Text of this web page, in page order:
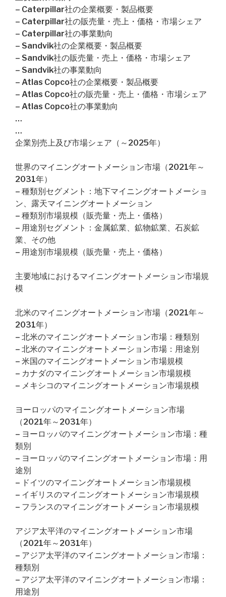
– Caterpillar社の企業概要・製品概要
– Caterpillar社の販売量・売上・価格・市場シェア
– Caterpillar社の事業動向
– Sandvik社の企業概要・製品概要
– Sandvik社の販売量・売上・価格・市場シェア
– Sandvik社の事業動向
– Atlas Copco社の企業概要・製品概要
– Atlas Copco社の販売量・売上・価格・市場シェア
– Atlas Copco社の事業動向
…
…
企業別売上及び市場シェア（～2025年）
世界のマイニングオートメーション市場（2021年～
2031年）
– 種類別セグメント：地下マイニングオートメーショ
ン、露天マイニングオートメーション
– 種類別市場規模（販売量・売上・価格）
– 用途別セグメント：金属鉱業、鉱物鉱業、石炭鉱
業、その他
– 用途別市場規模（販売量・売上・価格）
主要地域におけるマイニングオートメーション市場規
模
北米のマイニングオートメーション市場（2021年～
2031年）
– 北米のマイニングオートメーション市場：種類別
– 北米のマイニングオートメーション市場：用途別
– 米国のマイニングオートメーション市場規模
– カナダのマイニングオートメーション市場規模
– メキシコのマイニングオートメーション市場規模
ヨーロッパのマイニングオートメーション市場
（2021年～2031年）
– ヨーロッパのマイニングオートメーション市場：種
類別
– ヨーロッパのマイニングオートメーション市場：用
途別
– ドイツのマイニングオートメーション市場規模
– イギリスのマイニングオートメーション市場規模
– フランスのマイニングオートメーション市場規模
アジア太平洋のマイニングオートメーション市場
（2021年～2031年）
– アジア太平洋のマイニングオートメーション市場：
種類別
– アジア太平洋のマイニングオートメーション市場：
用途別